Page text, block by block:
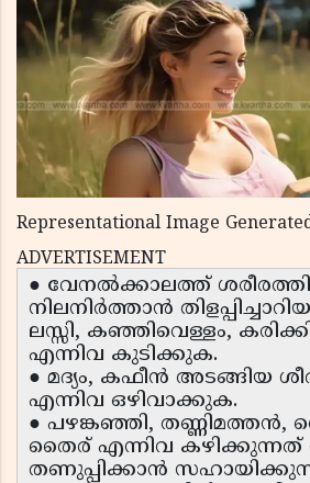
Representational Image
ADVERTISEMENT
● വേനൽക്കാലത്ത്
നിലനിർത്താൻ
ലസ്സി, കഞ്ഞിവെള്ളം,
എന്നിവ കുടിക്കുക.
● മദ്യം, കഫീൻ അടങ്ങിയ
എന്നിവ ഒഴിവാക്കുക.
● പഴങ്കഞ്ഞി, തണ്ണിമത്തൻ,
തൈര് എന്നിവ കഴിക്കുന്നത്
തണുപ്പിക്കാൻ